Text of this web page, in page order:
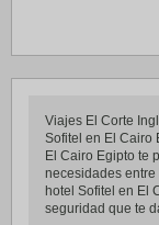
Viajes El Corte
Sofitel en El Cairo
El Cairo Egipto te
necesidades
hotel Sofitel en El
seguridad que te